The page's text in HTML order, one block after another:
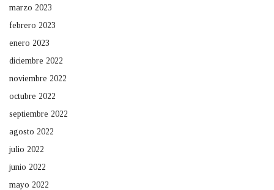
marzo 2023
febrero 2023
enero 2023
diciembre 2022
noviembre 2022
octubre 2022
septiembre 2022
agosto 2022
julio 2022
junio 2022
mayo 2022